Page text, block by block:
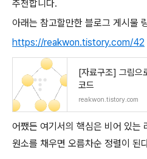
추천합니다.
아래는 참고할만한 블로그 게시물
https://reakwon.tistory.com/42
[자료구조] 그림으
코드
reakwon.tistory.com
어쨌든 여기서의 핵심은 비어 있
원소를 채우면 오름차순 정렬이 된